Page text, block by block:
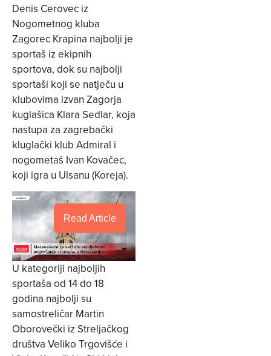
Denis Cerovec iz
Nogometnog kluba
Zagorec Krapina najbolji je
sportaš iz ekipnih
sportova, dok su najbolji
sportaši koji se natječu u
klubovima izvan Zagorja
kuglašica Klara Sedlar, koja
nastupa za zagrebački
kluglački klub Admiral i
nogometaš Ivan Kovačec,
koji igra u Ulsanu (Koreja).
Read Article
U kategoriji najboljih
sportaša od 14 do 18
godina najbolji su
samostreličar Martin
Oborovečki iz Streljačkog
društva Veliko Trgovišće i